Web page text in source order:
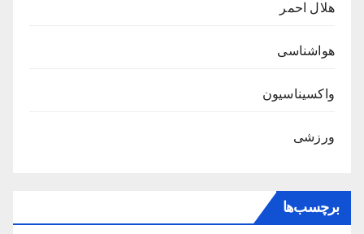
هلال احمر
هواشناسی
واکسیناسیون
ورزشی
برچسب‌ها